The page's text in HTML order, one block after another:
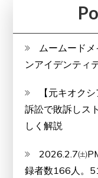
ムームード
ンアイデンティ
【元キオク
訴訟で敗訴しス
しく解説
2026.2.7㈯
録者数166人。